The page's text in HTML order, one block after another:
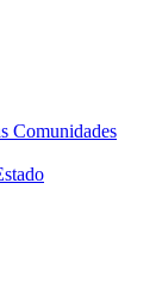
Comunidades